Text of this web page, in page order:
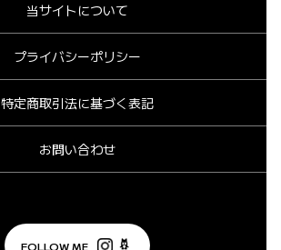
当サイトについて
プライバシーポリシー
特定商取引法に基づく表記
お問い合わせ
FOLLOW ME